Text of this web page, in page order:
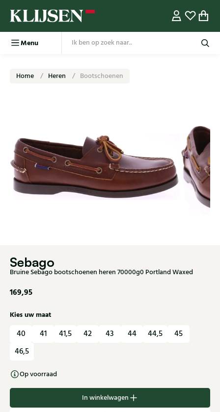
Menu
Home Heren Bootschoenen
Sebago
Bruine Sebago bootschoenen heren 70000g0 Portland Waxed
169,95
Kies uw maat
40 41 41,5 42 43 44 44,5
45
46,5
Op voorraad
In winkelwagen